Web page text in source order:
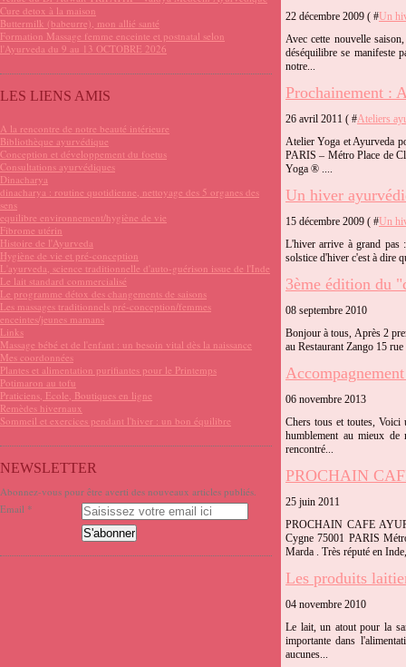
Cure detox à la maison
Buttermilk (babeurre), mon allié santé
Formation Massage femme enceinte et postnatal selon
l'Ayurveda du 9 au 13 OCTOBRE 2026
LES LIENS AMIS
A la rencontre de notre beauté intérieure
Bibliothèque ayurvédique
Conception et développement du foetus
Consultations ayurvédiques
Dinacharya
dinacharya : routine quotidienne, nettoyage des 5 organes des
sens
equilibre environnement/hygiène de vie
Fibrome utérin
Histoire de l'Ayurveda
Hygiène de vie et pré-conception
L'ayurveda, science traditionnelle d'auto-guérison issue de l'Inde
Le lait standard commercialisé
Le programme détox des changements de saisons
Les massages traditionnels pré-conception/femmes
enceintes/jeunes mamans
Links
Massage bébé et de l'enfant : un besoin vital dès la naissance
Mes coordonnées
Plantes et alimentation purifiantes pour le Printemps
Potimaron au tofu
Praticiens, Ecole, Boutiques en ligne
Remèdes hivernaux
Sommeil et exercices pendant l'hiver : un bon équilibre
NEWSLETTER
Abonnez-vous pour être averti des nouveaux articles publiés.
Email
22 décembre 2009 ( #Un
Avec cette nouvelle
déséquilibre se manifeste
notre...
Prochainement :
26 avril 2011 ( #Ateliers
Atelier Yoga et Ayurveda
PARIS – Métro Place de
Yoga ® ....
Un hiver
15 décembre 2009 ( #Un
L'hiver arrive à grand pas
solstice d'hiver c'est à dire
3ème édition du
08 septembre 2010
Bonjour à tous, Après 2
au Restaurant Zango 15
06 novembre 2013
Chers tous et toutes, Voici
humblement au mieux de
rencontré...
PROCHAIN
25 juin 2011
PROCHAIN CAFE
Cygne 75001 PARIS
Marda . Très réputé en
Les produits
04 novembre 2010
Le lait, un atout pour la
importante dans
aucunes...